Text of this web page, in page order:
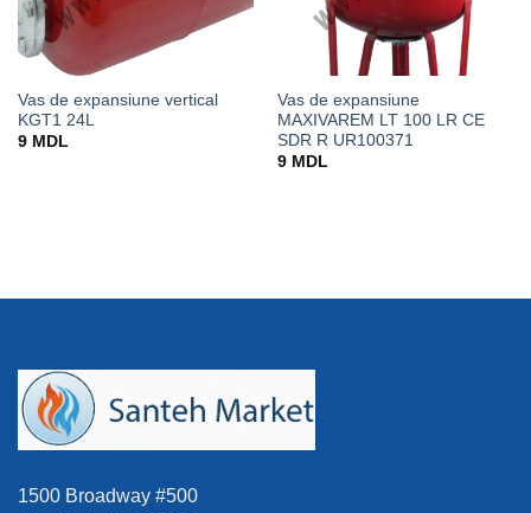
Vas de expansiune vertical
KGT1 24L
9 MDL
Vas de expansiune
MAXIVAREM LT 100 LR CE
SDR R UR100371
9 MDL
1500 Broadway #500